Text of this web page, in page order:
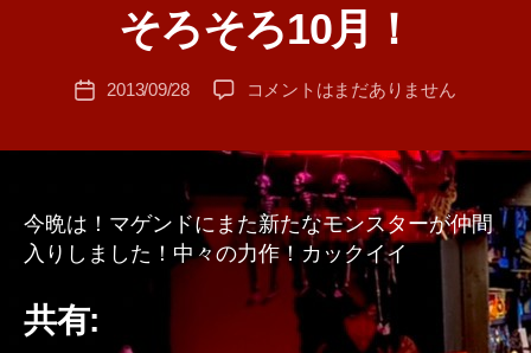
ゴ
リ
そろそろ10月！
成
者
T
A
投
2013/09/28
そ
ろ
10
月！
へ
コメントはまだありません
今晩は！マゲンドにまた新たなモンスターが仲間
入りしました！中々の力作！カックイイ
共有: